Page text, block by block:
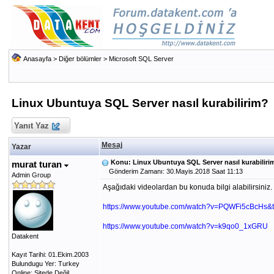
Anasayfa> Diğer bölümler> Microsoft SQL Server
Linux Ubuntuya SQL Server nasıl kurabilirim?
Yanıt Yaz
Yazar Mesaj
murat turan
Admin Group
Datakent
Kayıt Tarihi: 01.Ekim.2003
Bulundugu Yer: Turkey
Konu: Linux Ubuntuya SQL Server nasıl
Gönderim Zamanı: 30.Mayis.2018 Saat 11:13
Aşağıdaki videolardan bu konuda bilgi alabilirsiniz.
https://www.youtube.com/
https://www.youtube.com/watch?v=k9qo0_1xGRU